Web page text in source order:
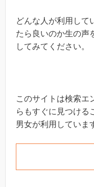
どんな人が利用して
たら良いのか生の声
してみてください。
このサイトは検索エ
らもすぐに見つける
男女が利用していま